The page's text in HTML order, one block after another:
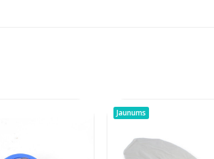
Jaunums